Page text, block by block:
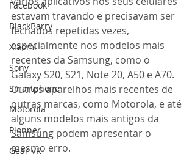
Facebook
BlackBarry
Xiaomi
Sony
Smartphone
Motorola
Pionner
Gear VR
estavam travando e precisavam ser
fechados repetidas vezes,
especialmente nos modelos mais
recentes da Samsung, como o
Galaxy S20, S21, Note 20, A50 e A70.
Outros aparelhos mais recentes de
outras marcas, como Motorola, e até
alguns modelos mais antigos da
Samsung podem apresentar o
mesmo erro.